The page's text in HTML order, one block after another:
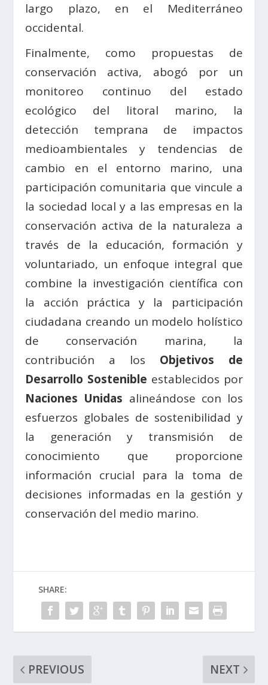
largo plazo, en el Mediterráneo
occidental.
Finalmente, como propuestas de
conservación activa, abogó por un
monitoreo continuo del estado
ecológico del litoral marino, la
detección temprana de impactos
medioambientales y tendencias de
cambio en el entorno marino, una
participación comunitaria que vincule a
la sociedad local y a las empresas en la
conservación activa de la naturaleza a
través de la educación, formación y
voluntariado, un enfoque integral que
combine la investigación científica con
la acción práctica y la participación
ciudadana creando un modelo holístico
de conservación marina, la
contribución a los Objetivos de
Desarrollo Sostenible establecidos por
Naciones Unidas alineándose con los
esfuerzos globales de sostenibilidad y
la generación y transmisión de
conocimiento que proporcione
información crucial para la toma de
decisiones informadas en la gestión y
conservación del medio marino.
SHARE:
PREVIOUS
NEXT